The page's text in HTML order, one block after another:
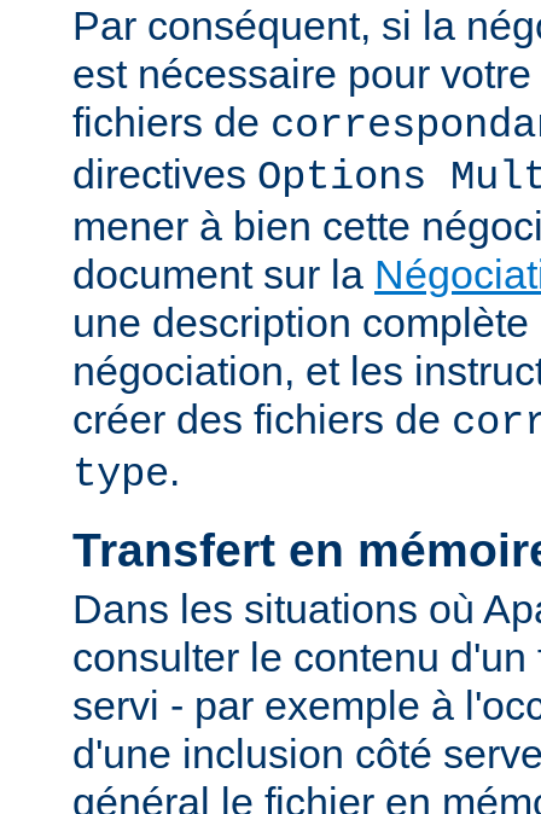
Par conséquent, si la
est nécessaire pour
fichiers de
directives Options
mener à bien cette
document sur la
une description
négociation, et les
créer des fichiers de
type.
Transfert en
Dans les situations où
consulter le contenu
servi - par exemple à
d'une inclusion côté
général le fichier en